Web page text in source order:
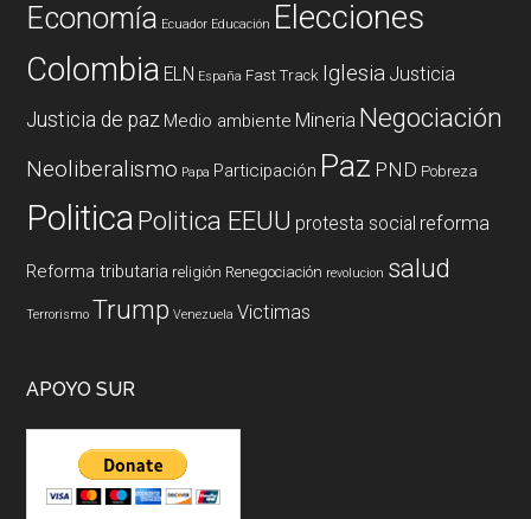
Economía Ecuador Educación Elecciones
Colombia ELN España Fast Track Iglesia Justicia
Justicia de paz Medio ambiente Mineria Negociación
Neoliberalismo Papa Participación Paz PND Pobreza
PoliticaPolitica EEUU protesta social reforma
Reforma tributaria religión Renegociación revolucion salud
Terrorismo Trump Venezuela Victimas
APOYO SUR